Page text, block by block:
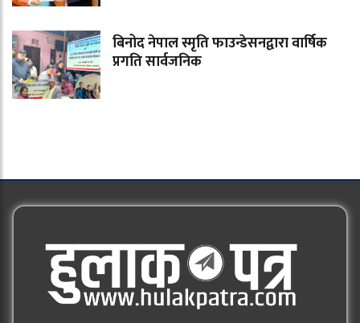
बिनोद नेपाल स्मृति फाउन्डेसनद्वारा वार्षिक
प्रगति सार्वजनिक